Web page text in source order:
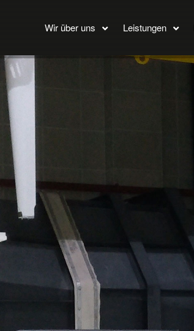
Wir über uns Leistungen